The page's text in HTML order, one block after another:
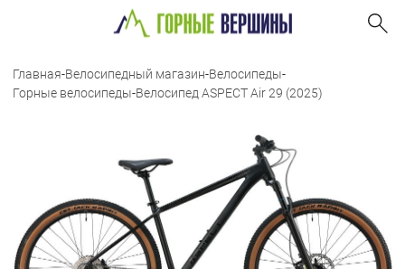
Главная-Велосипедный магазин-Велосипеды-
Горные велосипеды-Велосипед ASPECT Air 29 (2025)